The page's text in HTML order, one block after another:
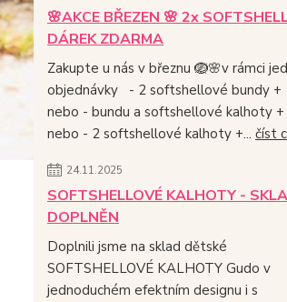
🌸AKCE BŘEZEN 🌸 2x
DÁREK ZDARMA
Zakupte u nás v březnu 🪺🌸v rámci
objednávky - 2 softshellové bundy +
nebo - bundu a softshellové kalhoty +
nebo - 2 softshellové kalhoty +... číst
24.11.2025
SOFTSHELLOVÉ KALHOTY -
DOPLNĚN
Doplnili jsme na sklad dětské
SOFTSHELLOVÉ KALHOTY Gudo v
jednoduchém efektním designu i s